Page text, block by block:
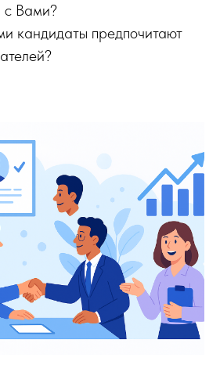
с Вами?
кандидаты предпочитают